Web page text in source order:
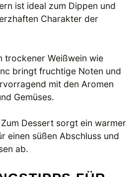
ist ideal zum Dippen und
Charakter der
trockener Weißwein wie
bringt fruchtige Noten und
mit den Aromen
Gemüses.
Dessert sorgt ein warmer
einen süßen Abschluss und
ab.